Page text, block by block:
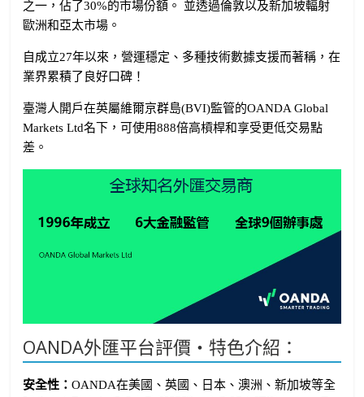
之一，佔了30%的市場份額。 並透過倫敦以及新加坡輻射
歐洲和亞太市場。
自成立27年以來，營運穩定、多種技術數據支援而著稱，在
業界累積了良好口碑！
臺灣人開戶在英屬維爾京群島(BVI)監管的OANDA Global
Markets Ltd名下，可使用888倍高槓桿和享受更低交易點
差。
OANDA外匯平台評價・特色介紹：
安全性：OANDA在美國、英國、日本、澳洲、新加坡等全